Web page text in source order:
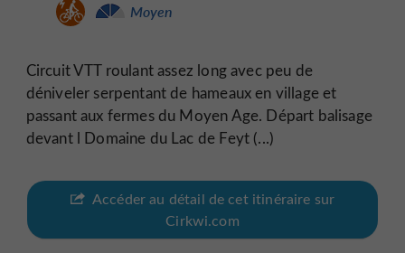
Moyen
Circuit VTT roulant assez long avec peu de
déniveler serpentant de hameaux en village et
passant aux fermes du Moyen Age. Départ balisage
devant l Domaine du Lac de Feyt (...)
Accéder au détail de cet itinéraire sur
Cirkwi.com